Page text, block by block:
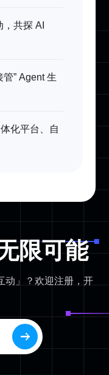
共探 AI
” Agent 生
化平台、自
限可能
动」？欢迎注册，开